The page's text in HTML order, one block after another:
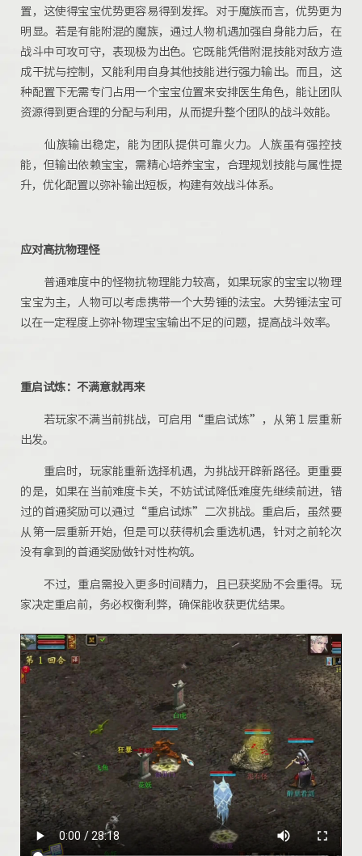
置，这使得宝宝优势更容易得到发挥。对于魔族而言，优势更为
明显。若是有能附混的魔族，通过人物机遇加强自身能力后，在
战斗中可攻可守，表现极为出色。它既能凭借附混技能对敌方造
成干扰与控制，又能利用自身其他技能进行强力输出。而且，这
种配置下无需专门占用一个宝宝位置来安排医生角色，能让团队
资源得到更合理的分配与利用，从而提升整个团队的战斗效能。
仙族输出稳定，能为团队提供可靠火力。人族虽有强控技
能，但输出依赖宝宝，需精心培养宝宝，合理规划技能与属性提
升，优化配置以弥补输出短板，构建有效战斗体系。
应对高抗物理怪
普通难度中的怪物抗物理能力较高，如果玩家的宝宝以物理
宝宝为主，人物可以考虑携带一个大势锤的法宝。大势锤法宝可
以在一定程度上弥补物理宝宝输出不足的问题，提高战斗效率。
重启试炼：不满意就再来
若玩家不满当前挑战，可启用“重启试炼”，从第 1 层重新
出发。
重启时，玩家能重新选择机遇，为挑战开辟新路径。更重要
的是， 如果在当前难度卡关，不妨试试降低难度先继续前进，错
过的首通奖励可以通过“重启试炼”二次挑战。重启后，虽然要
从第一层重新开始，但是可以获得机会重选机遇，针对之前轮次
没有拿到的首通奖励做针对性构筑。
不过，重启需投入更多时间精力，且已获奖励不会重得。玩
家决定重启前，务必权衡利弊，确保能收获更优结果。